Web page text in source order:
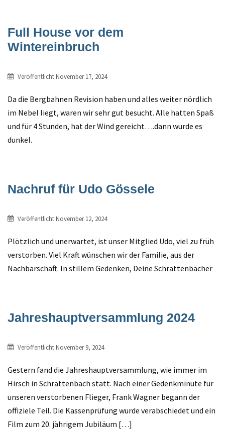
Full House vor dem
Wintereinbruch
Veröffentlicht November 17, 2024
Da die Bergbahnen Revision haben und alles weiter nördlich
im Nebel liegt, waren wir sehr gut besucht. Alle hatten Spaß
und für 4 Stunden, hat der Wind gereicht….dann wurde es
dunkel.
Nachruf für Udo Gössele
Veröffentlicht November 12, 2024
Plötzlich und unerwartet, ist unser Mitglied Udo, viel zu früh
verstorben. Viel Kraft wünschen wir der Familie, aus der
Nachbarschaft. In stillem Gedenken, Deine Schrattenbacher
Jahreshauptversammlung 2024
Veröffentlicht November 9, 2024
Gestern fand die Jahreshauptversammlung, wie immer im
Hirsch in Schrattenbach statt. Nach einer Gedenkminute für
unseren verstorbenen Flieger, Frank Wagner begann der
offiziele Teil. Die Kassenprüfung wurde verabschiedet und ein
Film zum 20. jährigem Jubiläum […]